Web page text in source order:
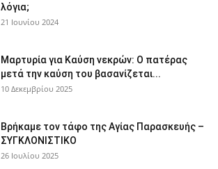
λόγια;
21 Ιουνίου 2024
Μαρτυρία για Καύση νεκρών: Ο πατέρας
μετά την καύση του βασανίζεται...
10 Δεκεμβρίου 2025
Βρήκαμε τον τάφο της Αγίας Παρασκευής –
ΣΥΓΚΛΟΝΙΣΤΙΚΟ
26 Ιουλίου 2025